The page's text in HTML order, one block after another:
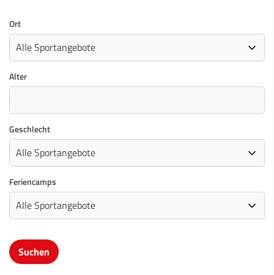
Ort
Alter
Geschlecht
Feriencamps